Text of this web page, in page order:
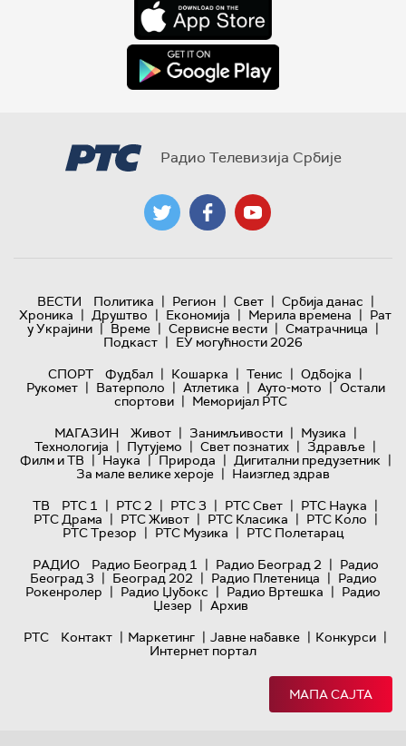
Радио Телевизија Србије
ВЕСТИ Политика | Регион | Свет | Србија данас |
Хроника | Друштво | Економија | Мерила времена | Рат
у Украјини | Време | Сервисне вести | Сматрачница |
Подкаст | ЕУ могућности 2026
СПОРТ
Фудбал | Кошарка | Тенис | Одбојка |
Рукомет | Ватерполо | Атлетика | Ауто-мото | Остали
спортови | Меморијал РТС
МАГАЗИН
Живот | Занимљивости | Музика |
Технологијa | Путујемо | Свет познатих | Здравље |
Филм и ТВ | Наука | Природа | Дигитални предузетник |
За мале велике хероје | Наизглед здрав
ТВ
РТС 1 | РТС 2 | РТС 3 | РТС Свет | РТС Наука |
РТС Драма | РТС Живот | РТС Класика | РТС Коло |
РТС Трезор | РТС Музика | РТС Полетарац
РАДИО
Радио Београд 1 | Радио Београд 2 | Радио
Београд 3 | Београд 202 | Радио Плетеница | Радио
Рокенролер | Радио Џубокс | Радио Вртешка | Радио
Џезер | Архив
РТС
Контакт | Маркетинг | Јавне набавке | Конкурси |
Интернет портал
МАПА САЈТА